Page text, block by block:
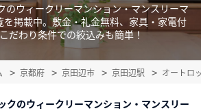
のウィークリーマンション・マンスリーマ
を掲載中。敷金・礼金無料、家具・家電付
だわり条件での絞込みも簡単！
京都府 京田辺市 京田辺駅 オートロ
クのウィークリーマンション・マンスリー